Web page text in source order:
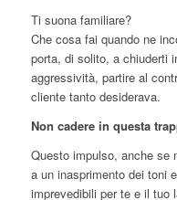
Ti suona familiare?
Che cosa fai quando ne
porta, di solito, a chiuderti
aggressività, partire al
cliente tanto desiderava.
Non cadere in questa
Questo impulso, anche se
a un inasprimento dei toni
imprevedibili per te e il tuo